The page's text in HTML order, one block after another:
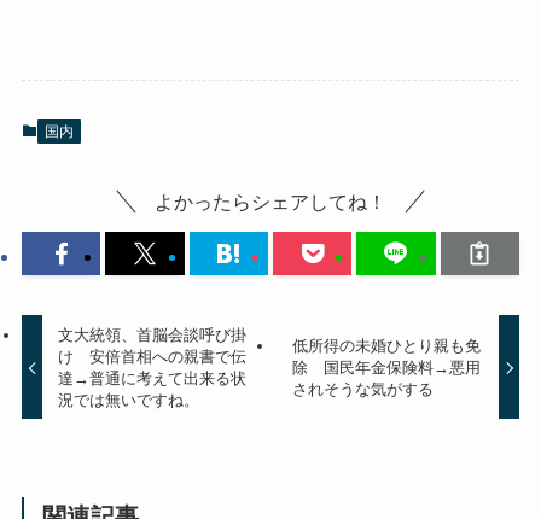
国内
よかったらシェアしてね！
文大統領、首脳会談呼び掛
け 安倍首相への親書で伝
達→普通に考えて出来る状
況では無いですね。
低所得の未婚ひとり親も免
除 国民年金保険料→悪用
されそうな気がする